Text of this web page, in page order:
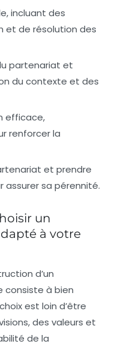
incluant des
et de résolution des
partenariat et
du contexte et des
efficace,
renforcer la
et prendre
assurer sa pérennité.
un
à votre
d’un
à bien
est loin d’être
des valeurs et
de la